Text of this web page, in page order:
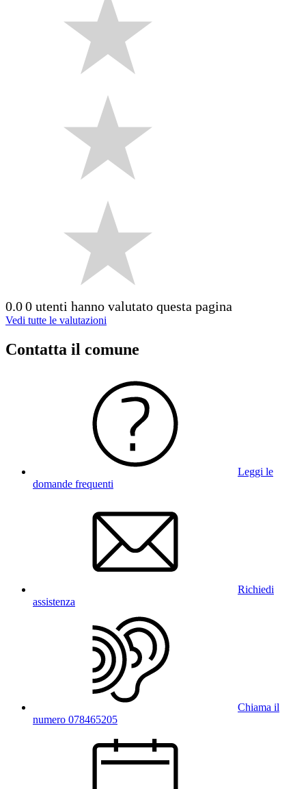
0.00 utenti hanno valutato questa pagina
Vedi tutte le valutazioni
Contatta il comune
Leggi le
domande frequenti
Richiedi
assistenza
Chiama il
numero 078465205